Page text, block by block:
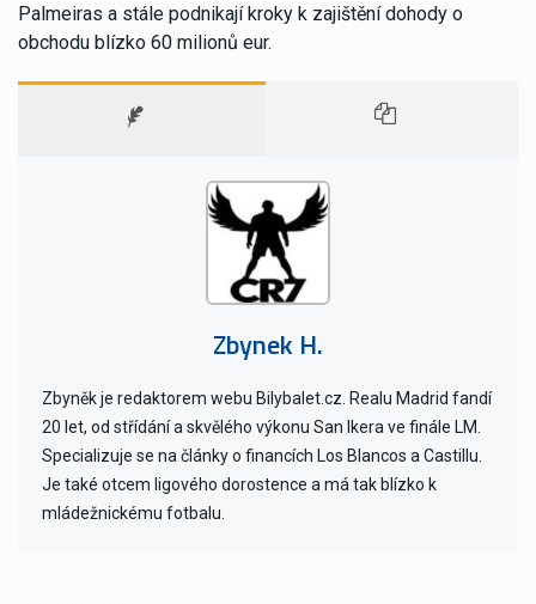
Palmeiras a stále podnikají kroky k zajištění dohody o
obchodu blízko 60 milionů eur.
Zbynek H.
Zbyněk je redaktorem webu Bilybalet.cz. Realu Madrid fandí
20 let, od střídání a skvělého výkonu San Ikera ve finále LM.
Specializuje se na články o financích Los Blancos a Castillu.
Je také otcem ligového dorostence a má tak blízko k
mládežnickému fotbalu.